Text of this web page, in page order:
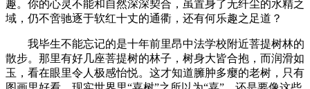
趣。你的心灵不能和自然深深契合，虽置身了无纤尘的水精之
域，仍不啻驰逐于软红十丈的通衢，还有何乐趣之足道？
我毕生不能忘记的是十年前里昂中法学校附近菩提树林的
散步。那里有好几座菩提树的林子，树身大皆合抱，而润滑如
玉，看在眼里令人极感怡悦。这才知道臃肿多瘿的老树，只有